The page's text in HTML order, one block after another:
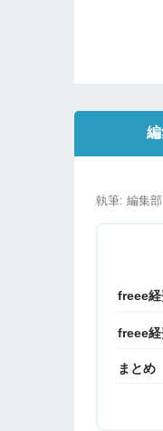
執筆: 編集部
freee経
freee経
まとめ